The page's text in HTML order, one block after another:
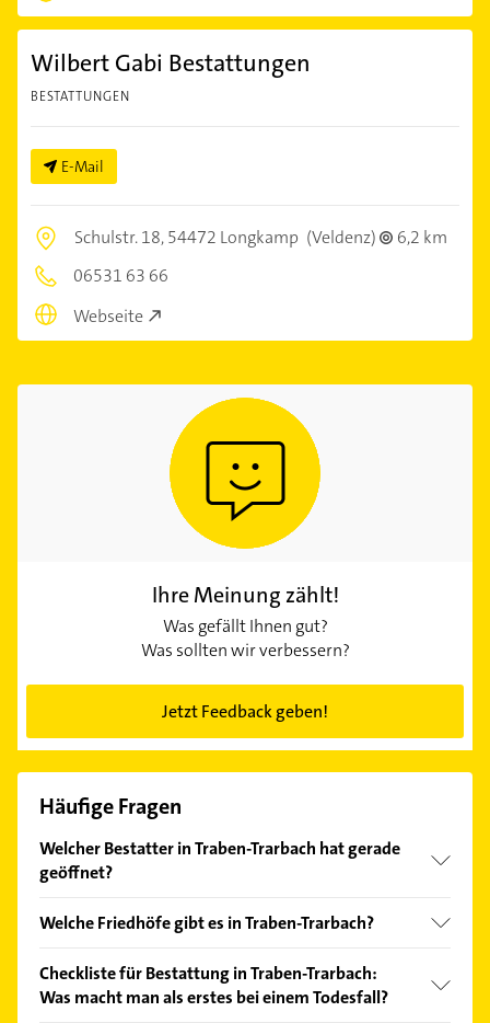
Wilbert Gabi Bestattungen
BESTATTUNGEN
E-Mail
Schulstr. 18,54472 Longkamp (Veldenz)
6,2 km
06531 63 66
Webseite
Ihre Meinung zählt!
Was gefällt Ihnen gut?
Was sollten wir verbessern?
Jetzt Feedback geben!
Häufige Fragen
Welcher Bestatter in Traben-Trarbach hat gerade
geöffnet?
Bitte beachten Sie, dass diese an Sonn- und
Welche Friedhöfe gibt es in Traben-Trarbach?
Bestattungen, die darauf abzielen, eine geordnete
Bestattungskultur zu sichern. Die bestehenden
Checkliste für Bestattung in Traben-Trarbach:
Was macht man als erstes bei einem Todesfall?